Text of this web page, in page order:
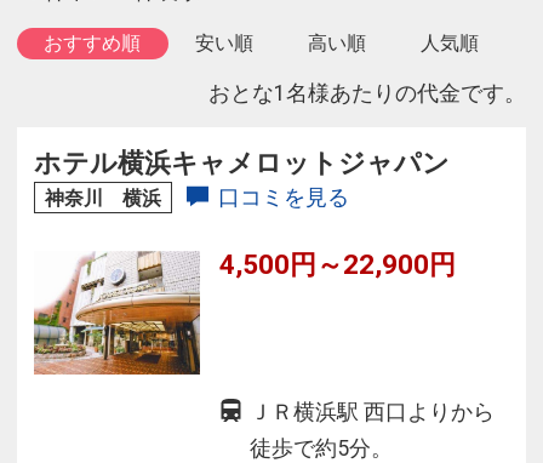
おすすめ順 安い順 高い順 人気順
おとな1名様あたりの代金です。
ホテル横浜キャメロットジャパン
神奈川 横浜 口コミを見る
4,500円～22,900円
ＪＲ横浜駅 西口よりから
徒歩で約5分。